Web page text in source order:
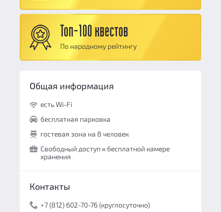
Персонал и безопасность:
Общий балл:
Топ-100 квестов
По народному рейтингу
Общая информация
есть Wi-Fi
бесплатная парковка
гостевая зона на 8 человек
Свободный доступ к бесплатной камере
хранения
Контакты
+7 (812) 602-70-76 (круглосуточно)